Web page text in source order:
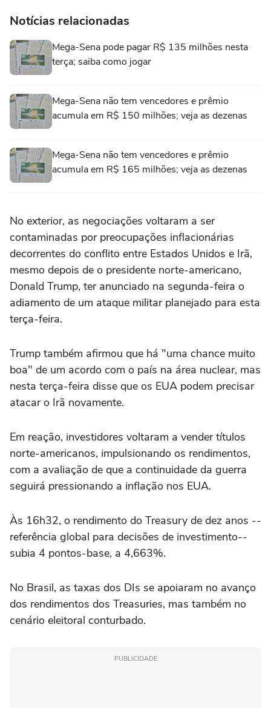
Notícias relacionadas
Mega-Sena pode pagar R$ 135 milhões nesta
terça; saiba como jogar
Mega-Sena não tem vencedores e prêmio
acumula em R$ 150 milhões; veja as dezenas
Mega-Sena não tem vencedores e prêmio
acumula em R$ 165 milhões; veja as dezenas
No exterior, as negociações voltaram a ‌ser
contaminadas por preocupações inflacionárias
decorrentes do conflito entre Estados Unidos e Irã,
mesmo depois de o presidente norte-americano,
Donald Trump, ter anunciado na segunda-feira o
adiamento de um ataque militar planejado para esta
terça-feira.
Trump também afirmou que há "uma chance ‌muito
boa" de um acordo com o país na área nuclear, mas
‌nesta terça-feira disse que os EUA podem precisar
atacar o Irã novamente.
Em reação, investidores voltaram a vender títulos
⁠norte-americanos, impulsionando os rendimentos,
com a avaliação de que a continuidade da guerra
seguirá pressionando a inflação nos EUA.
Às 16h32, o rendimento do Treasury de dez anos --
referência global para decisões de investimento--
subia 4 pontos-base, a 4,663%.
No Brasil, as taxas dos DIs se apoiaram no avanço
dos rendimentos dos Treasuries, mas também no
cenário eleitoral conturbado.
PUBLICIDADE